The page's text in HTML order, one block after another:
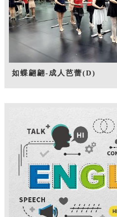
如蝶翩翩-成人芭蕾(D)